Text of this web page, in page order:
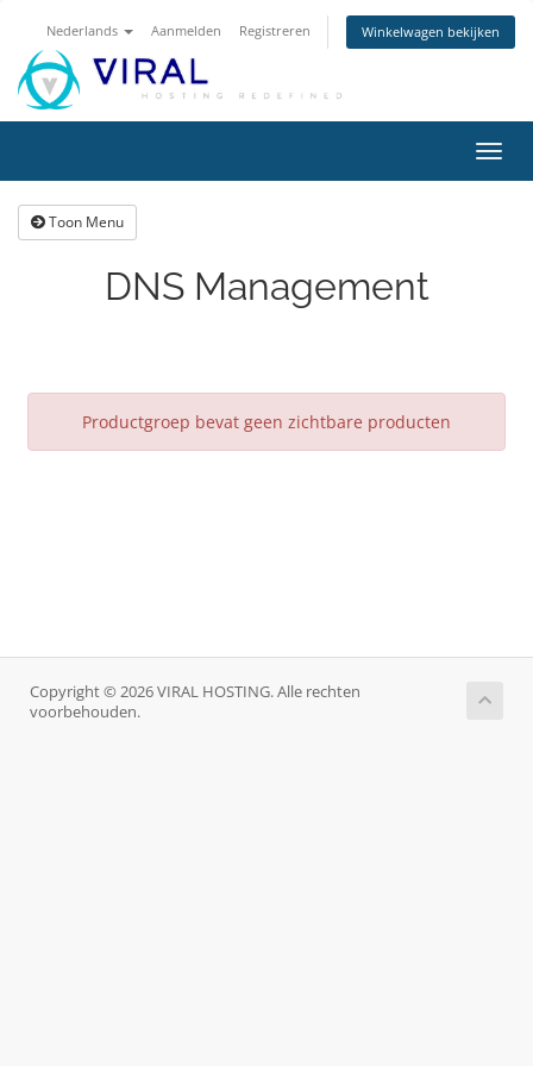
Nederlands Aanmelden Registreren Winkelwagen bekijken
in-/
Toon Menu
DNS Management
Productgroep bevat geen zichtbare producten
Copyright © 2026 VIRAL HOSTING. Alle rechten
voorbehouden.